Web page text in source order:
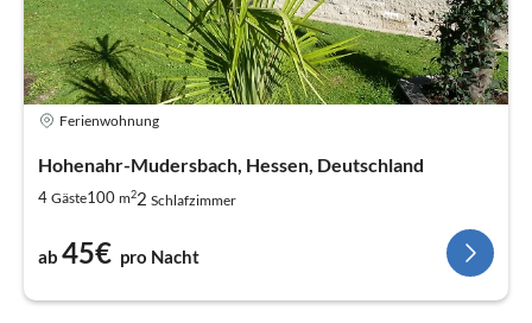
Ferienwohnung
Hohenahr-Mudersbach, Hessen, Deutschland
4 Gäste100 m22 Schlafzimmer
ab 45€ pro Nacht